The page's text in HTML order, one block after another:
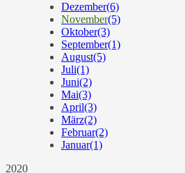
Dezember(6)
November(5)
Oktober(3)
September(1)
August(5)
Juli(1)
Juni(2)
Mai(3)
April(3)
März(2)
Februar(2)
Januar(1)
2020